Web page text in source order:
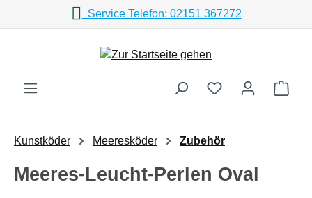
Zum Hauptinhalt springenService Telefon: 02151 367272
Kunstköder Meeresköder Zubehör
Meeres-Leucht-Perlen Oval